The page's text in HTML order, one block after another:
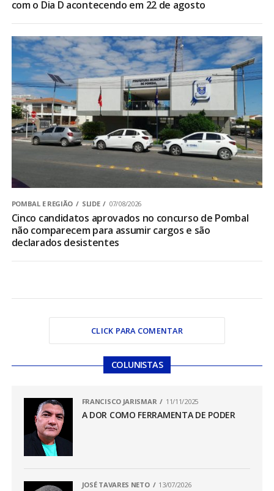
com o Dia D acontecendo em 22 de agosto
POMBAL E REGIÃO SLIDE 07/08/2026
Cinco candidatos aprovados no concurso de Pombal
não comparecem para assumir cargos e são
declarados desistentes
CLICK PARA COMENTAR
COLUNISTAS
FRANCISCO JARISMAR 11/11/2025
A DOR COMO FERRAMENTA DE PODER
JOSÉ TAVARES NETO 13/07/2026